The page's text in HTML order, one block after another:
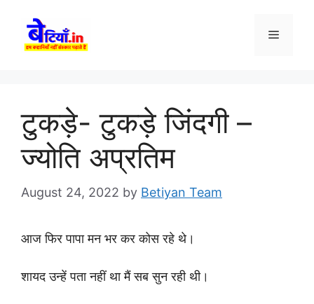
content
Menu
टुकड़े- टुकड़े जिंदगी –
ज्योति अप्रतिम
August 24, 2022 by Betiyan Team
आज फिर पापा मन भर कर कोस रहे थे।
शायद उन्हें पता नहीं था मैं सब सुन रही थी।